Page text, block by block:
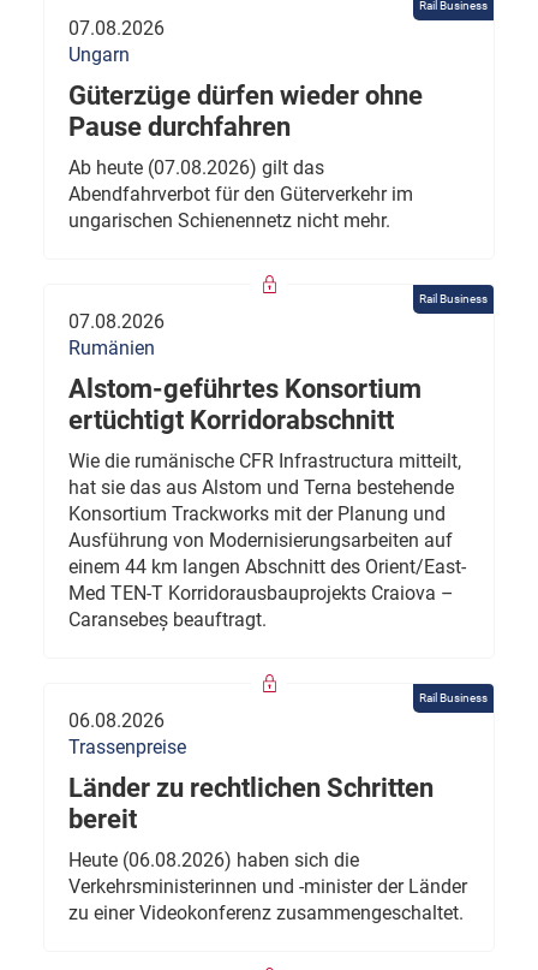
Rail Business
07.08.2026
Ungarn
Güterzüge dürfen wieder ohne
Pause durchfahren
Ab heute (07.08.2026) gilt das
Abendfahrverbot für den Güterverkehr im
ungarischen Schienennetz nicht mehr.
Rail Business
07.08.2026
Rumänien
Alstom-geführtes Konsortium
ertüchtigt Korridorabschnitt
Wie die rumänische CFR Infrastructura mitteilt,
hat sie das aus Alstom und Terna bestehende
Konsortium Trackworks mit der Planung und
Ausführung von Modernisierungsarbeiten auf
einem 44 km langen Abschnitt des Orient/East-
Med TEN-T Korridorausbauprojekts Craiova –
Caransebeș beauftragt.
Rail Business
06.08.2026
Trassenpreise
Länder zu rechtlichen Schritten
bereit
Heute (06.08.2026) haben sich die
Verkehrsministerinnen und -minister der Länder
zu einer Videokonferenz zusammengeschaltet.